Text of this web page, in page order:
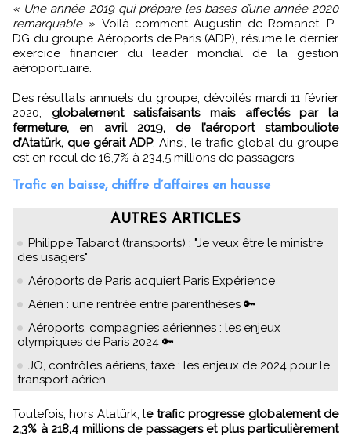
« Une année 2019 qui prépare les bases d’une année 2020
remarquable » . Voilà comment Augustin de Romanet, P-
DG du groupe Aéroports de Paris (ADP), résume le dernier
exercice financier du leader mondial de la gestion
aéroportuaire.
Des résultats annuels du groupe, dévoilés mardi 11 février
2020, globalement satisfaisants mais affectés par la
fermeture, en avril 2019, de l’aéroport stambouliote
d’Atatürk, que gérait ADP. Ainsi, le trafic global du groupe
est en recul de 16,7% à 234,5 millions de passagers.
Trafic en baisse, chiffre d’affaires en hausse
AUTRES ARTICLES
Philippe Tabarot (transports) : "Je veux être le ministre
des usagers"
Aéroports de Paris acquiert Paris Expérience
Aérien : une rentrée entre parenthèses 🔑
Aéroports, compagnies aériennes : les enjeux
olympiques de Paris 2024 🔑
JO, contrôles aériens, taxe : les enjeux de 2024 pour le
transport aérien
Toutefois, hors Atatürk, le trafic progresse globalement de
2,3% à 218,4 millions de passagers et plus particulièrement